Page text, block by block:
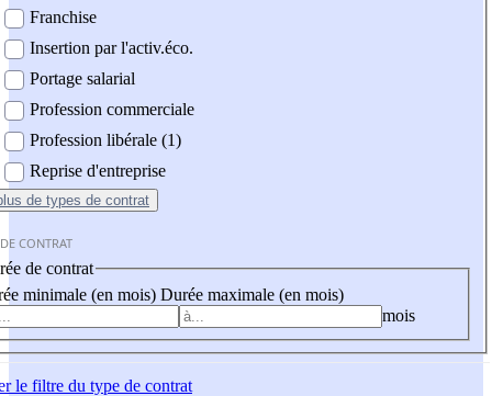
Franchise
Insertion par l'activ.éco.
Portage salarial
Profession commerciale
Profession libérale (1)
Reprise d'entreprise
de types de contrat
CONTRAT
de contrat
minimale (en mois) Durée maximale (en mois)
mois
le filtre du type de contrat